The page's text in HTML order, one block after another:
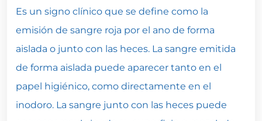
Es un signo clínico que se define como la
emisión de sangre roja por el ano de forma
aislada o junto con las heces. La sangre emitida
de forma aislada puede aparecer tanto en el
papel higiénico, como directamente en el
inodoro. La sangre junto con las heces puede